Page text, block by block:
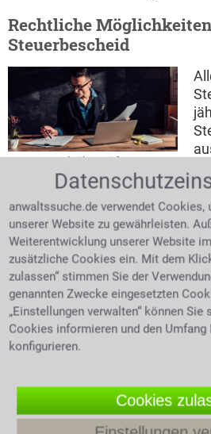
Rechtliche
Steuerbescheid
Steueranwalt überprüft
Steuerbescheid
Darin steht dann die tatsächlich
Steuer mit der Aufforderung
leisten oder auch einer
zu bekommen. Gegen einen
Steuerbescheid kann man
das Steuerrecht in seiner
es Fachwissen. Bei Fragen zu
holen Sie sich einen
Steuerhinterziehung
anwaltssuche.de verwendet
unserer Website zu gewährleisten.
Weiterentwicklung unserer Website
zusätzliche Cookies ein. Mit dem
zulassen“ stimmen Sie der
genannten Zwecke eingesetzten
„Einstellungen verwalten“ können
Cookies informieren und den Umfang
konfigurieren.
Cookies